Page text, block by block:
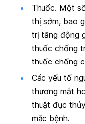
Thuốc. Một
thị sớm, bao
trị tăng động
thuốc chống
thuốc chống
Các yếu tố
thương mắt
thuật đục
mắc bệnh.